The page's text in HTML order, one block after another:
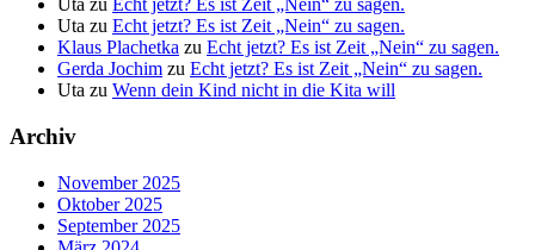
Uta zu Echt jetzt? Es ist Zeit „Nein“ zu sagen.
Uta zu Echt jetzt? Es ist Zeit „Nein“ zu sagen.
Klaus Plachetka zu Echt jetzt? Es ist Zeit „Nein“ zu sagen.
Gerda Jochim zu Echt jetzt? Es ist Zeit „Nein“ zu sagen.
Uta zu Wenn dein Kind nicht in die Kita will
Archiv
November 2025
Oktober 2025
September 2025